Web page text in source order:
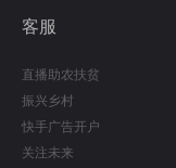
客服
直播助农扶贫
振兴乡村
快手广告开户
关注未来